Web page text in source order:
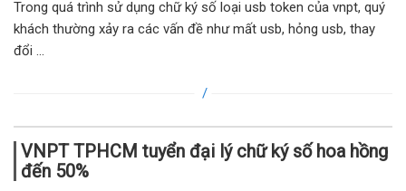
Trong quá trình sử dụng chữ ký số loại usb token của vnpt, quý
khách thường xảy ra các vấn đề như mất usb, hỏng usb, thay
đổi ...
VNPT TPHCM tuyển đại lý chữ ký số hoa hồng
đến 50%